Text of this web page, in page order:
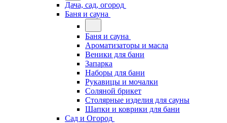
Дача, сад, огород
Баня и сауна
Баня и сауна
Ароматизаторы и масла
Веники для бани
Запарка
Наборы для бани
Рукавицы и мочалки
Соляной брикет
Столярные изделия для сауны
Шапки и коврики для бани
Сад и Огород